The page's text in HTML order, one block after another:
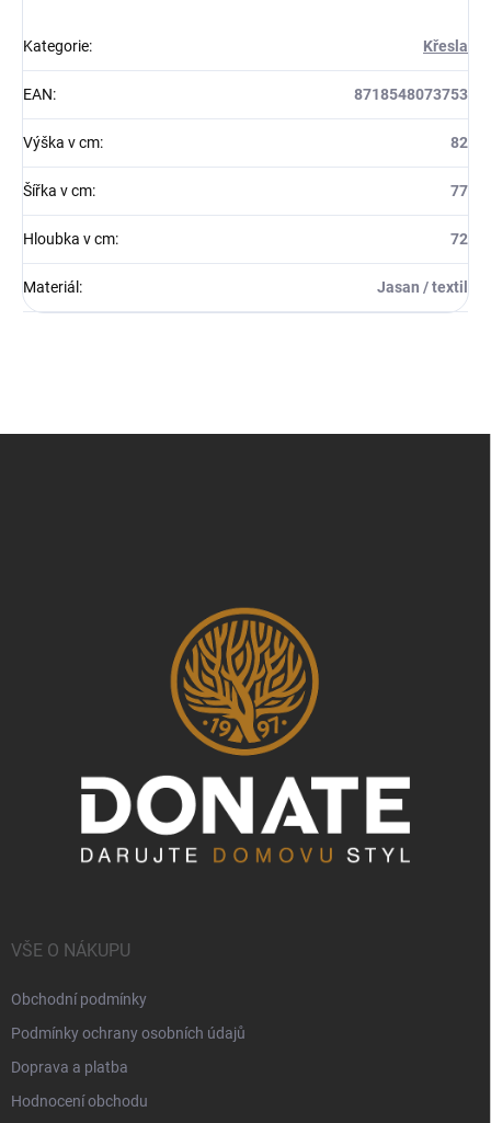
Kategorie: Křesla
EAN: 8718548073753
Výška v cm: 82
Šířka v cm: 77
Hloubka v cm: 72
Materiál : Jasan / textil
VŠE O NÁKUPU
Obchodní podmínky
Podmínky ochrany osobních údajů
Doprava a platba
Hodnocení obchodu